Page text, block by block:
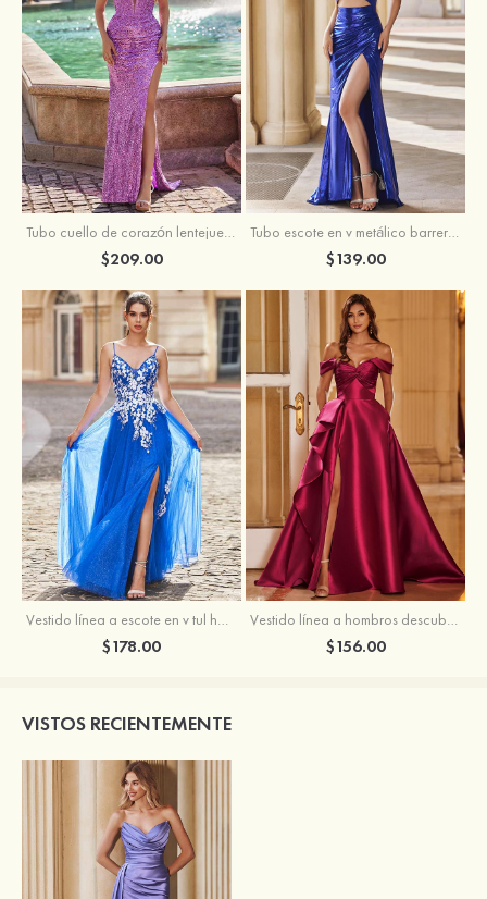
Tubo cuello de corazón lentejuelas barrer tren vestido de graduación
$209.00 $139.00
Vestido línea a escote en v tul hasta el suelo vestido de graduación
$178.00
Vestido línea a hombros descubiertos satén barrer tren vestido de graduación
$156.00
VISTOS RECIENTEMENTE